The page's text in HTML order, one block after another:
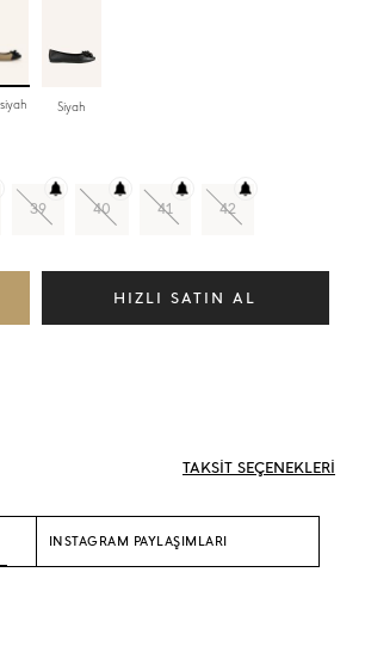
Siyah
39 40 41 42
TAKSİT SEÇENEKLERİ
INSTAGRAM PAYLAŞIMLARI